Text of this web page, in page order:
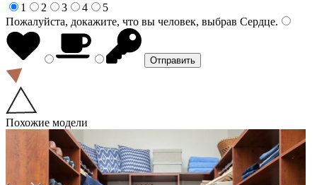
1
2 3 4
5
Пожалуйста, докажите, что вы человек, выбрав Сердце.
Похожие модели